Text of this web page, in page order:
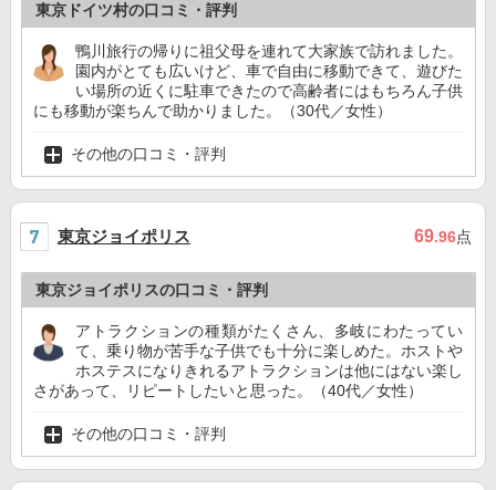
東京ドイツ村の口コミ・評判
鴨川旅行の帰りに祖父母を連れて大家族で訪れました。
園内がとても広いけど、車で自由に移動できて、遊びた
い場所の近くに駐車できたので高齢者にはもちろん子供
にも移動が楽ちんで助かりました。（30代／女性）
その他の口コミ・評判
東京ジョイポリス 69.96点
東京ジョイポリスの口コミ・評判
アトラクションの種類がたくさん、多岐にわたってい
て、乗り物が苦手な子供でも十分に楽しめた。ホストや
ホステスになりきれるアトラクションは他にはない楽し
さがあって、リピートしたいと思った。（40代／女性）
その他の口コミ・評判